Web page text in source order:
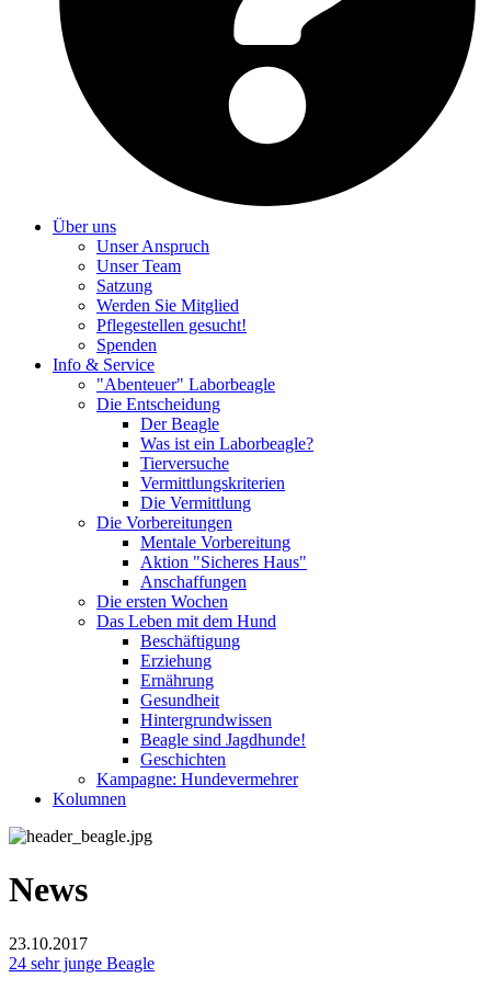
Über uns
Unser Anspruch
Unser Team
Satzung
Werden Sie Mitglied
Pflegestellen gesucht!
Spenden
Info & Service
"Abenteuer" Laborbeagle
Die Entscheidung
Der Beagle
Was ist ein Laborbeagle?
Tierversuche
Vermittlungskriterien
Die Vermittlung
Die Vorbereitungen
Mentale Vorbereitung
Aktion "Sicheres Haus"
Anschaffungen
Die ersten Wochen
Das Leben mit dem Hund
Beschäftigung
Erziehung
Ernährung
Gesundheit
Hintergrundwissen
Beagle sind Jagdhunde!
Geschichten
Kampagne: Hundevermehrer
Kolumnen
News
23.10.2017
24 sehr junge Beagle